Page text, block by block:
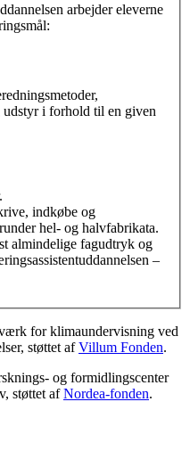
arbejder eleverne
i forhold til en given
indkøbe og
hel- og halvfabrikata.
almindelige fagudtryk og
–
for klimaundervisning ved
støttet afVillum Fonden.
og formidlingscenter
støttet afNordea-fonden.